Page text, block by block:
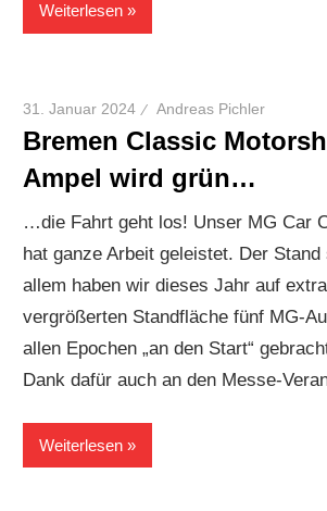
Weiterlesen
31. Januar 2024 Andreas Pichler
Bremen Classic
Ampel wird grün…
…die Fahrt geht los! Unser MG Car
hat ganze Arbeit geleistet. Der
allem haben wir dieses Jahr auf
vergrößerten Standfläche fünf MG-
allen Epochen „an den Start“
Dank dafür auch an den Messe-
Weiterlesen